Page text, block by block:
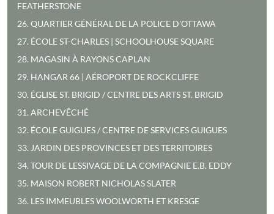
FEATHERSTONE
26. QUARTIER GÉNÉRAL DE LA POLICE D'OTTAWA
27. ÉCOLE ST-CHARLES | SCHOOLHOUSE SQUARE
28. MAGASIN À RAYONS CAPLAN
29. HANGAR 66 | AÉROPORT DE ROCKCLIFFE
30. ÉGLISE ST. BRIGID / CENTRE DES ARTS ST. BRIGID
31. ARCHEVÊCHÉ
32. ÉCOLE GUIGUES / CENTRE DE SERVICES GUIGUES
33. JARDIN DES PROVINCES ET DES TERRITOIRES
34. TOUR DE LESSIVAGE DE LA COMPAGNIE E.B. EDDY
35. MAISON ROBERT NICHOLAS SLATER
36. LES IMMEUBLES WOOLWORTH ET KRESGE